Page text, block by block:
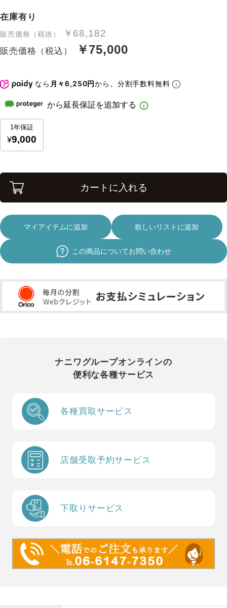
在庫有り
販売価格（税抜） ￥68,182
販売価格（税込） ￥75,000
なら 月々6,250円から。分割手数料無料
カートに入れる
マイアイテムに追加 欲しいリストに追加
この商品についてお問い合わせ
ナニワグループオンラインの
便利な各種サービス
各種買取サービス
店舗受取予約サービス
下取りサービス